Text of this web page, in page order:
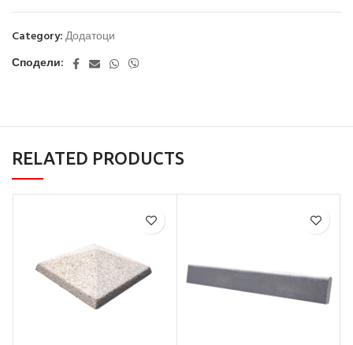
Category:Додатоци
Сподели:
RELATED PRODUCTS